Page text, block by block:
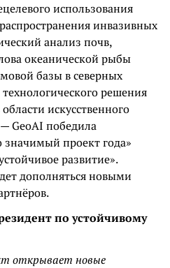
использования
инвазивных
анализ почв,
океанической рыбы
базы в северных
решения
искусственного
GeoAI победила
проект года»
развитие».
дополняться новыми
по устойчивому
открывает новые